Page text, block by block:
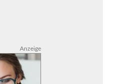
Anzeige